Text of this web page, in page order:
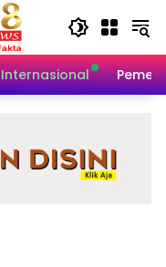
Internasional